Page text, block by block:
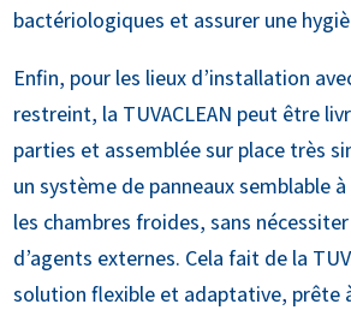
bactériologiques et assurer une
Enfin, pour les lieux d’installation
restreint, la TUVACLEAN peut être
parties et assemblée sur place très
un système de panneaux semblable
les chambres froides, sans
d’agents externes. Cela fait de la
solution flexible et adaptative, prête